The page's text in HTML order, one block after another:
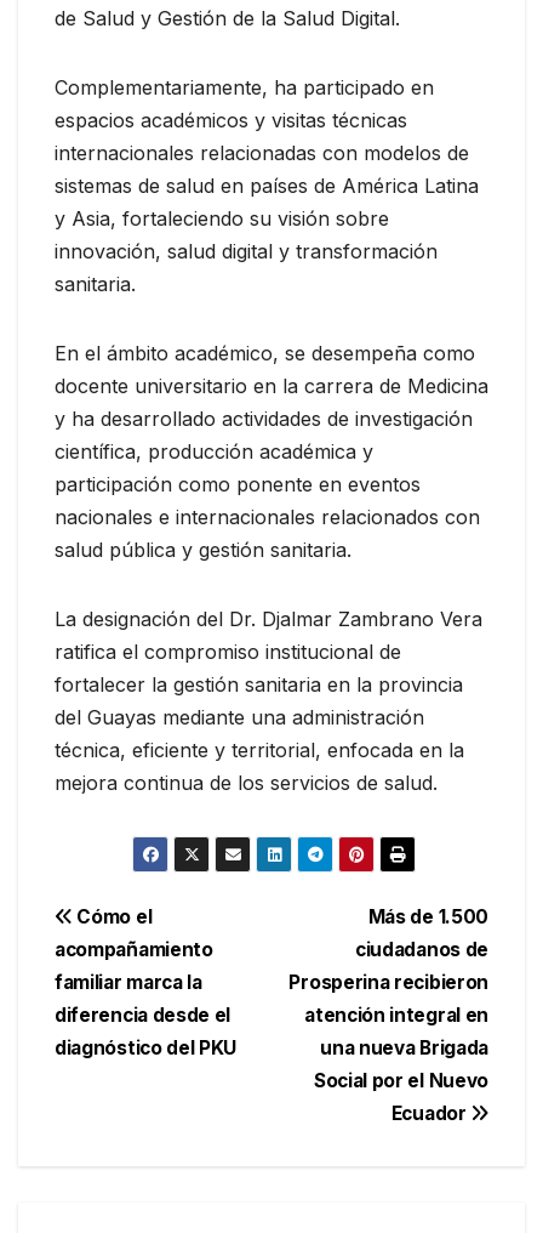
de Salud y Gestión de la Salud Digital.
Complementariamente, ha participado en
espacios académicos y visitas técnicas
internacionales relacionadas con modelos de
sistemas de salud en países de América Latina
y Asia, fortaleciendo su visión sobre
innovación, salud digital y transformación
sanitaria.
En el ámbito académico, se desempeña como
docente universitario en la carrera de Medicina
y ha desarrollado actividades de investigación
científica, producción académica y
participación como ponente en eventos
nacionales e internacionales relacionados con
salud pública y gestión sanitaria.
La designación del Dr. Djalmar Zambrano Vera
ratifica el compromiso institucional de
fortalecer la gestión sanitaria en la provincia
del Guayas mediante una administración
técnica, eficiente y territorial, enfocada en la
mejora continua de los servicios de salud.
Navegación
de
entradas
Más de 1.500
ciudadanos de
Prosperina recibieron
atención integral en
una nueva Brigada
Social por el Nuevo
Ecuador
Cómo el
acompañamiento
familiar marca la
diferencia desde el
diagnóstico del PKU